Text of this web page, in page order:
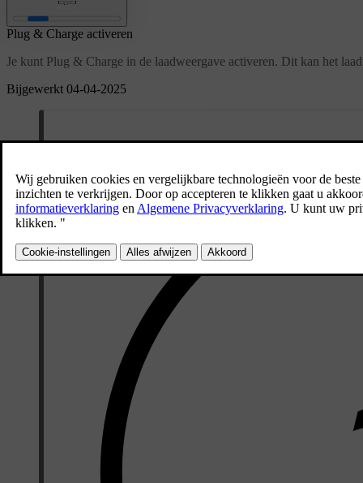
Bijgewerkt 04-04-2025
Plug & Charge activeren
Je kunt Plug & Charge in de laadweergave activeren. Dit kan het